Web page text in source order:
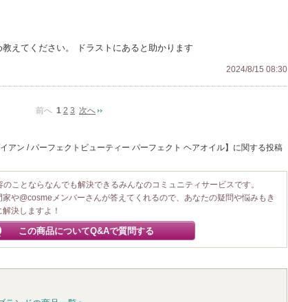
えてください。 ドラストにあると助かります
2024/8/15 08:30
前へ 1 2 3 次へ
アン / パーフェクトビューティー パーフェクト ヘアオイル】に関する投稿
のことならなんでも解決できるみんなのコミュニティサービスです。
家や@cosmeメンバーさんが答えてくれるので、あなたの疑問や悩みもき
決しますよ！
この商品についてQ&Aで質問する